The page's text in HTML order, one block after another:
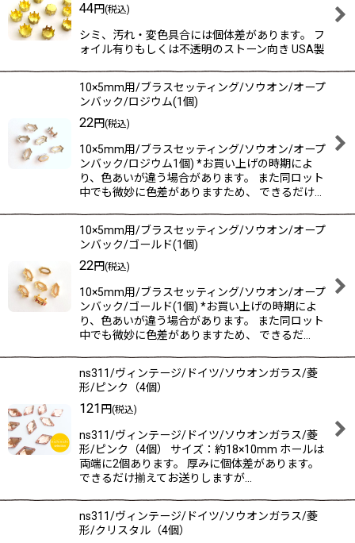
並び順:
絞り込む
44円(税込)
シミ、汚れ・変色具合には個体差があります。 フ
ォイル有りもしくは不透明のストーン向き USA製
10×5mm用/ブラスセッティング/ソウオン/オープ
ンバック/ロジウム(1個)
22円(税込)
10×5mm用/ブラスセッティング/ソウオン/オープ
ンバック/ロジウム1個) *お買い上げの時期によ
り、色あいが違う場合があります。 また同ロット
中でも微妙に色差がありますため、 できるだけ…
10×5mm用/ブラスセッティング/ソウオン/オープ
ンバック/ゴールド(1個)
22円(税込)
10×5mm用/ブラスセッティング/ソウオン/オープ
ンバック/ゴールド(1個) *お買い上げの時期によ
り、色あいが違う場合があります。 また同ロット
中でも微妙に色差がありますため、 できるだ…
ns311/ヴィンテージ/ドイツ/ソウオンガラス/菱
形/ピンク（4個）
121 円(税込)
ns311/ヴィンテージ/ドイツ/ソウオンガラス/菱
形/ピンク（4個） サイズ：約18×10mm ホールは
両端に2個あります。 厚みに個体差があります。
できるだけ揃えてお送りしますが…
ns311/ヴィンテージ/ドイツ/ソウオンガラス/菱
形/クリスタル（4個）